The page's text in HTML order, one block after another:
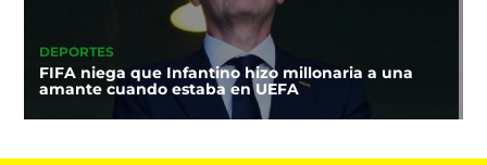
DEPORTES
FIFA niega que Infantino hizo millonaria a una
amante cuando estaba en UEFA